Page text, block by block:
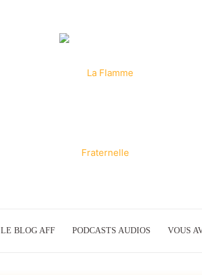
La
LE BLOG AFF PODCASTS AUDIOS VOUS